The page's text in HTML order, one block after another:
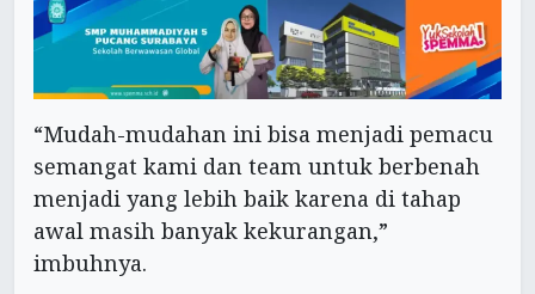
“Mudah-mudahan ini bisa menjadi pemacu
semangat kami dan team untuk berbenah
menjadi yang lebih baik karena di tahap
awal masih banyak kekurangan,”
imbuhnya.